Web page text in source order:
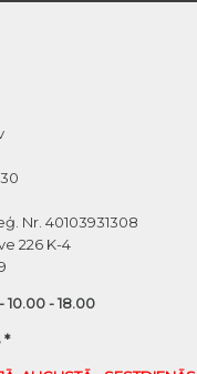
Nr. 40103931308
226 K-4
10.00 - 18.00
*